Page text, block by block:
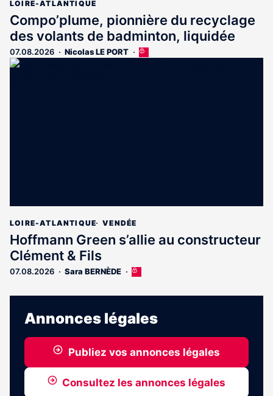
LOIRE-ATLANTIQUE
Compo’plume, pionnière du recyclage
des volants de badminton, liquidée
07.08.2026 Nicolas LE PORT
Cet
LOIRE-ATLANTIQUE VENDÉE
Hoffmann Green s’allie au constructeur
Clément & Fils
07.08.2026 Sara BERNÈDE
Cet
est
aux
Annonces légales
Publiez vos annonces légales
Consultez les annonces légales